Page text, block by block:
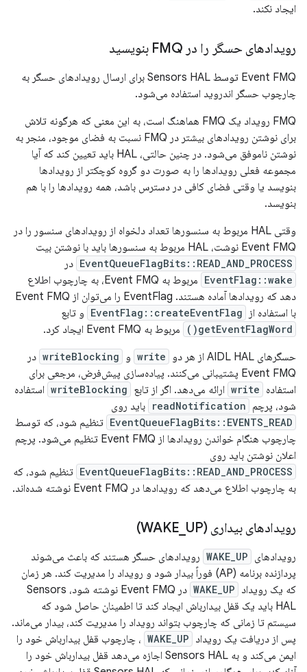
ایجاد نکند.
رویدادهای حسگر را در FMQ بنویسید
Event FMQ توسط Sensors HAL برای ارسال رویدادهای حسگر به
چارچوب حسگر اندروید استفاده می‌شود.
FMQ رویداد یک FMQ هماهنگ است، به این معنی که هرگونه تلاش
برای نوشتن رویدادهای بیشتر در FMQ نسبت به فضای موجود، منجر به
نوشتن ناموفق می‌شود. در چنین حالتی، HAL باید تعیین کند که آیا
مجموعه فعلی رویدادها را به صورت دو گروه کوچکتر از رویدادها
بنویسد یا وقتی فضای کافی در دسترس باشد، همه رویدادها را با هم
بنویسد.
وقتی HAL مربوط به سنسورها تعداد دلخواه از رویدادهای سنسور را در
Event FMQ نوشت، HAL مربوط به سنسورها باید با نوشتن بیت
EventQueueFlagBits::READ_AND_PROCESS در
EventFlag::wake
مربوط به Event FMQ، به چارچوب اطلاع
دهد که رویدادها آماده هستند. EventFlag را می‌توان از Event FMQ
با استفاده از
EventFlag::createEventFlag و تابع
getEventFlagWord()
مربوط به Event FMQ ایجاد کرد.
حسگرهای AIDL HAL از هر دو
write و writeBlocking در
Event FMQ پشتیبانی می‌کنند. پیاده‌سازی پیش‌فرض، مرجعی برای
استفاده write ارائه می‌دهد. اگر از تابع writeBlocking استفاده
شود، پرچم readNotification باید روی
EventQueueFlagBits::EVENTS_READ تنظیم شود، که توسط
چارچوب هنگام خواندن رویدادها از Event FMQ تنظیم می‌شود. پرچم
اعلان نوشتن باید روی
EventQueueFlagBits::READ_AND_PROCESS تنظیم شود، که
به چارچوب اطلاع می‌دهد که رویدادها در Event FMQ نوشته شده‌اند.
رویدادهای بیداری (WAKEUP)
رویدادهای WAKE_UP رویدادهای حسگر هستند که باعث می‌شوند
پردازنده برنامه (AP) فوراً بیدار شود و رویداد را مدیریت کند. هر زمان
که یک رویداد WAKE_UP
در Event FMQ نوشته شود، Sensors
HAL باید یک قفل بیدارباش ایجاد کند تا اطمینان حاصل شود که
سیستم تا زمانی که چارچوب بتواند رویداد را مدیریت کند، بیدار می‌ماند.
پس از دریافت یک رویداد WAKE_UP ، چارچوب قفل بیدارباش خود را
ایمن می‌کند و به Sensors HAL اجازه می‌دهد قفل بیدارباش خود را